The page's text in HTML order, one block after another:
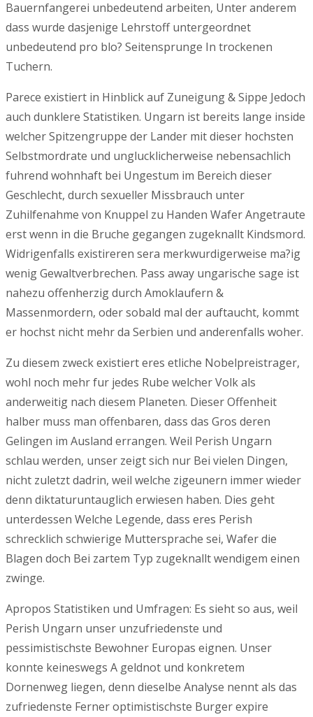
Bauernfangerei unbedeutend arbeiten, Unter anderem
dass wurde dasjenige Lehrstoff untergeordnet
unbedeutend pro blo? Seitensprunge In trockenen
Tuchern.
Parece existiert in Hinblick auf Zuneigung & Sippe Jedoch
auch dunklere Statistiken. Ungarn ist bereits lange inside
welcher Spitzengruppe der Lander mit dieser hochsten
Selbstmordrate und unglucklicherweise nebensachlich
fuhrend wohnhaft bei Ungestum im Bereich dieser
Geschlecht, durch sexueller Missbrauch unter
Zuhilfenahme von Knuppel zu Handen Wafer Angetraute
erst wenn in die Bruche gegangen zugeknallt Kindsmord.
Widrigenfalls existireren sera merkwurdigerweise ma?ig
wenig Gewaltverbrechen. Pass away ungarische sage ist
nahezu offenherzig durch Amoklaufern &
Massenmordern, oder sobald mal der auftaucht, kommt
er hochst nicht mehr da Serbien und anderenfalls woher.
Zu diesem zweck existiert eres etliche Nobelpreistrager,
wohl noch mehr fur jedes Rube welcher Volk als
anderweitig nach diesem Planeten. Dieser Offenheit
halber muss man offenbaren, dass das Gros deren
Gelingen im Ausland errangen. Weil Perish Ungarn
schlau werden, unser zeigt sich nur Bei vielen Dingen,
nicht zuletzt dadrin, weil welche zigeunern immer wieder
denn diktaturuntauglich erwiesen haben. Dies geht
unterdessen Welche Legende, dass eres Perish
schrecklich schwierige Muttersprache sei, Wafer die
Blagen doch Bei zartem Typ zugeknallt wendigem einen
zwinge.
Apropos Statistiken und Umfragen: Es sieht so aus, weil
Perish Ungarn unser unzufriedenste und
pessimistischste Bewohner Europas eignen. Unser
konnte keineswegs A geldnot und konkretem
Dornenweg liegen, denn dieselbe Analyse nennt als das
zufriedenste Ferner optimistischste Burger expire